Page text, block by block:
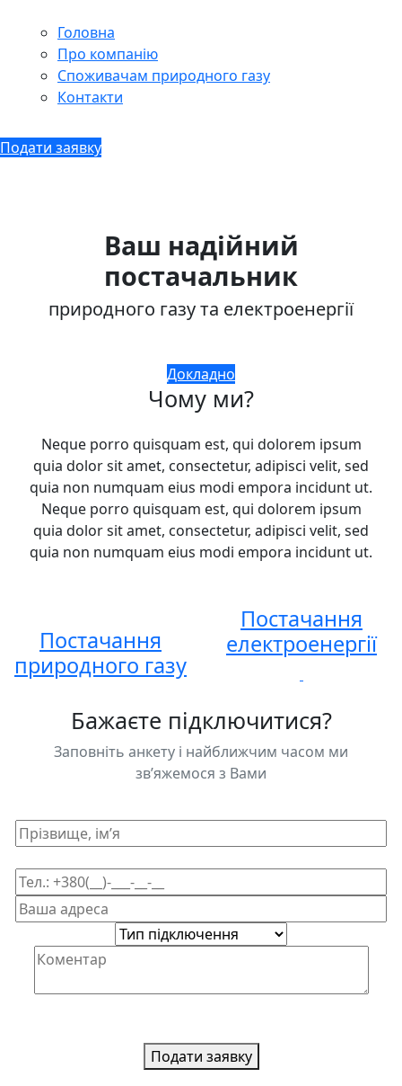
Головна
Про компанію
Споживачам природного газу
Контакти
Подати заявку
Ваш надійний
постачальник
природного газу та електроенергії
Докладно
Чому ми?
Neque porro quisquam est, qui dolorem ipsum
quia dolor sit amet, consectetur, adipisci velit, sed
quia non numquam eius modi empora incidunt ut.
Neque porro quisquam est, qui dolorem ipsum
quia dolor sit amet, consectetur, adipisci velit, sed
quia non numquam eius modi empora incidunt ut.
Постачання
природного газу
Постачання
електроенергії
Бажаєте підключитися?
Заповніть анкету і найближчим часом ми
зв’яжемося з Вами
Подати заявку